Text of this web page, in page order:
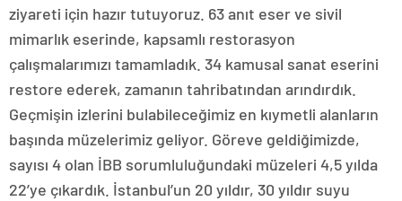
ziyareti için hazır tutuyoruz. 63 anıt eser ve sivil
mimarlık eserinde, kapsamlı restorasyon
çalışmalarımızı tamamladık. 34 kamusal sanat eserini
restore ederek, zamanın tahribatından arındırdık.
Geçmişin izlerini bulabileceğimiz en kıymetli alanların
başında müzelerimiz geliyor. Göreve geldiğimizde,
sayısı 4 olan İBB sorumluluğundaki müzeleri 4,5 yılda
22’ye çıkardık. İstanbul’un 20 yıldır, 30 yıldır suyu